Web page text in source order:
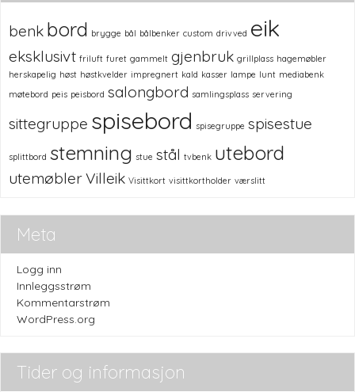
benk bord brygge bål bålbenker custom drivved eik
eksklusivt friluft furet gammelt gjenbruk grillplass hagemøbler
herskapelig høst høstkvelder impregnert kald kasser lampe lunt mediabenk
møtebord peis peisbord salongbord samlingsplass servering
sittegruppe spisebord spisegruppe spisestue
splittbord stemning stue stål tvbenk utebord
utemøblerVilleik Visittkort visittkortholder værslitt
Meta
Logg inn
Innleggsstrøm
Kommentarstrøm
WordPress.org
Tider og informasjon